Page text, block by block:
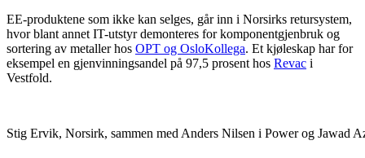
EE-produktene som ikke kan selges, går inn i Norsirks retursystem,
hvor blant annet IT-utstyr demonteres for komponentgjenbruk og
sortering av metaller hos OPT og OsloKollega. Et kjøleskap har for
eksempel en gjenvinningsandel på 97,5 prosent hos Revac i
Vestfold.
Stig Ervik, Norsirk, sammen med Anders Nilsen i Power og Jawad